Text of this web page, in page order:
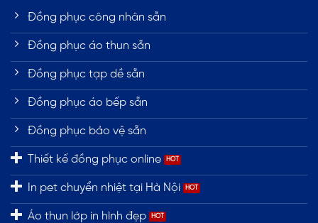
Đồng phục công nhân sẵn
Đồng phục áo thun sẵn
Đồng phục tạp dề sẵn
Đồng phục áo bếp sẵn
Đồng phục bảo vệ sẵn
Thiết kế đồng phục online
In pet chuyển nhiệt tại Hà Nội
Áo thun lớp in hình đẹp